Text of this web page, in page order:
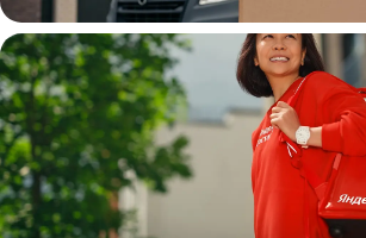
Водитель
грузовой машины